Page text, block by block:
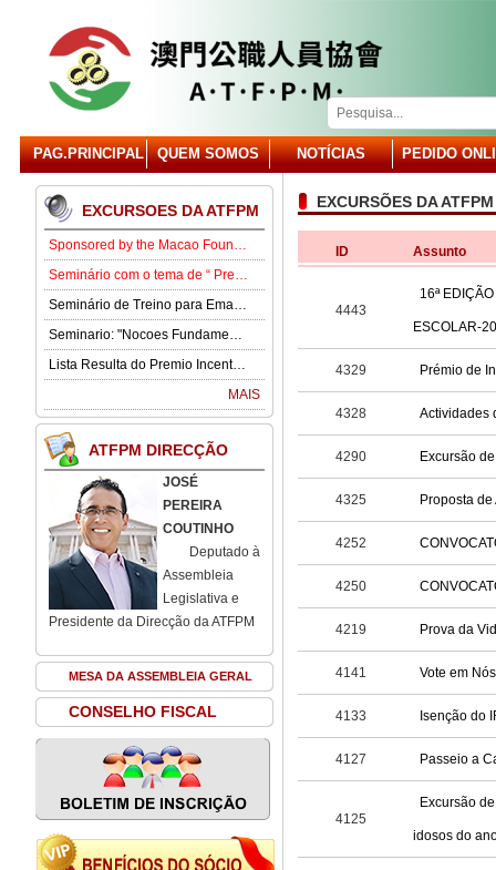
PAG.PRINCIPAL QUEM SOMOS NOTÍCIAS PEDIDO
EXCURSOES DA ATFPM
Sponsored by the Macao Foundation, the Macau Civil Servants Association (ATFPM) will organize the “Job Opportunities for Youth Seminar” at 3:00 p.m. on 15 August in our Association . Our guest speaker is Lawmaker José Pereira Coutinho.
Seminário com o tema de “ Prevenção e Controlo da Gota” .
Seminário de Treino para Emagrecimento.
Seminario: "Nocoes Fundamentais de Direito Comercialde Macau: Regime das Sociedades Comerciais,Orgaos Sociais, Direitos e Obrigagoes dos Socios"
Lista Resulta do Premio Incentivo 2026
MAIS
ATFPM DIRECÇÃO
JOSÉ
PEREIRA
COUTINHO
Deputado à
Assembleia
Legislativa e
Presidente da Direcção da ATFPM
MESA DA ASSEMBLEIA GERAL
CONSELHO FISCAL
EXCURSÕES DA ATFPM
ID Assunto
4443
16ª
ESCOLAR-
4329 Prémio de
4328 Actividades
4290 Excursão
4325 Proposta
4252
4250
4219 Prova da
4141 Vote em
4133 Isenção do
4127 Passeio a
4125
Excursão
idosos do